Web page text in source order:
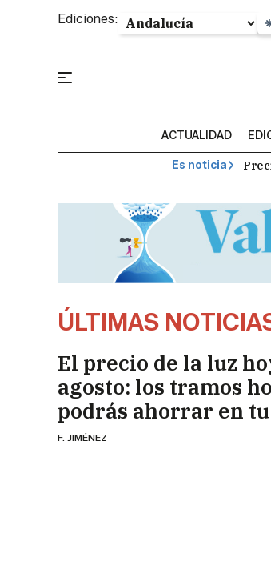
Ediciones:
ACTUALIDAD
Es noticia
ÚLTIMAS
El precio de la luz
agosto: los tramos
podrás ahorrar en
F. JIMÉNEZ